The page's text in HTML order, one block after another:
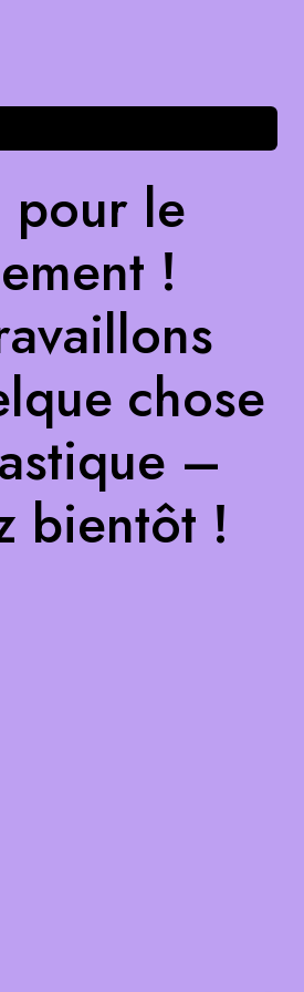
pour le
!
chose
–
bientôt !